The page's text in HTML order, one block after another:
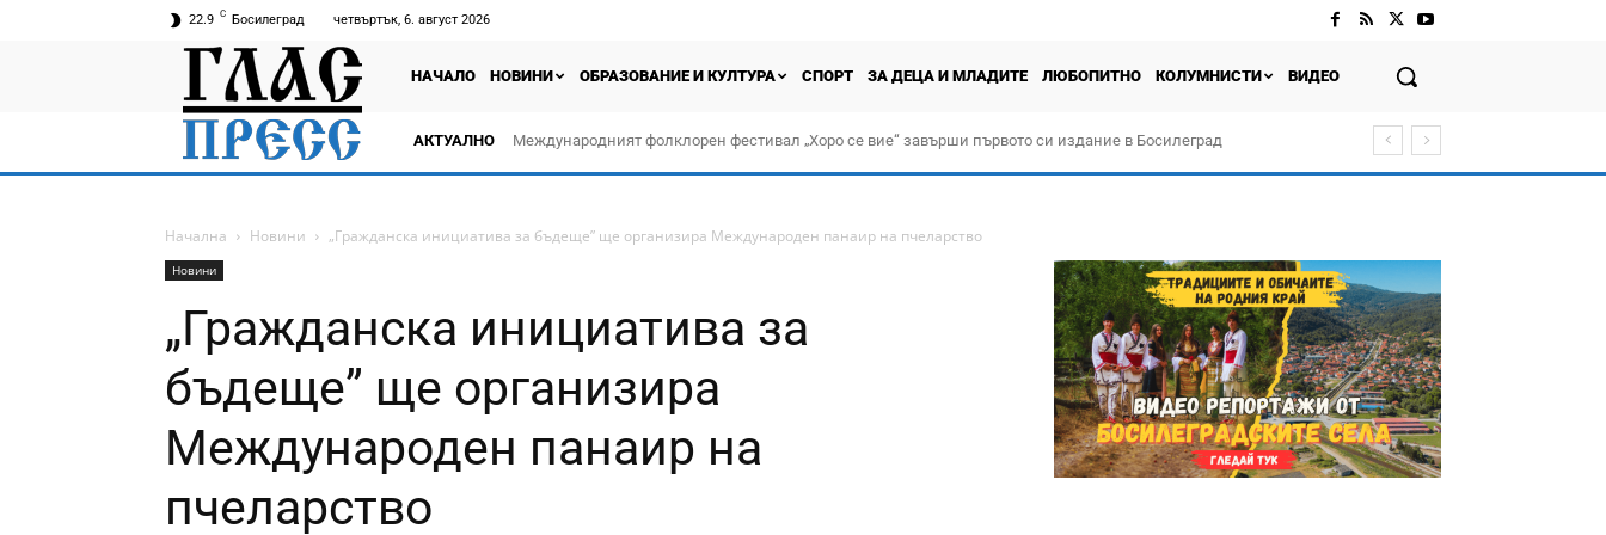
22.9 C Босилеград четвъртък, 6. август 2026
НАЧАЛО НОВИНИ ОБРАЗОВАНИЕ И КУЛТУРА СПОРТ ЗА ДЕЦА И МЛАДИТЕ ЛЮБОПИТНО КОЛУМНИСТИ ВИДЕО
АКТУАЛНО Международният фолклорен фестивал „Хоро се вие“ завърши първото си издание в Босилеград
Начална Новини „Гражданска инициатива за бъдеще” ще организира Международен панаир на пчеларство
Новини
„Гражданска инициатива за
бъдеще” ще организира
Международен панаир на
пчеларство